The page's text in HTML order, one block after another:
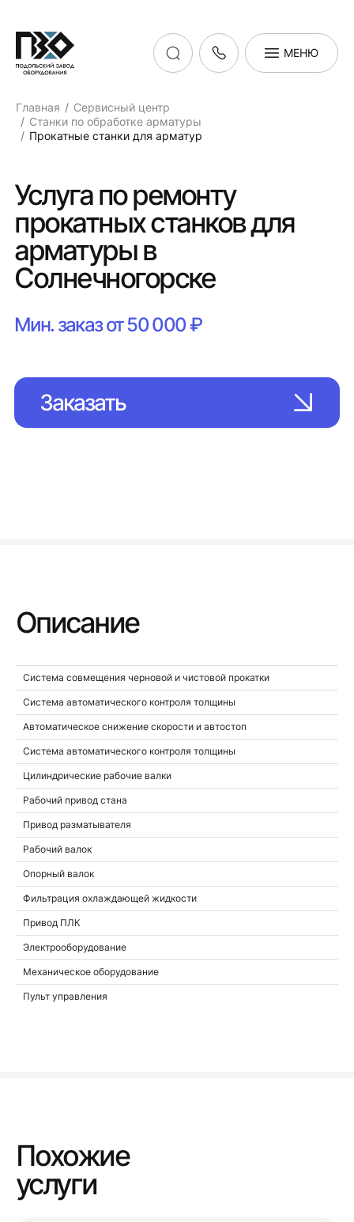
МЕНЮ
Главная
Сервисный центр
Станки по обработке арматуры
Прокатные станки для арматур
Услуга по ремонту
прокатных станков для
арматуры в
Солнечногорске
Мин. заказ от 50 000 ₽
Заказать
Описание
Система совмещения черновой и чистовой прокатки
Система автоматического контроля толщины
Автоматическое снижение скорости и автостоп
Система автоматического контроля толщины
Цилиндрические рабочие валки
Рабочий привод стана
Привод разматывателя
Рабочий валок
Опорный валок
Фильтрация охлаждающей жидкости
Привод ПЛК
Электрооборудование
Механическое оборудование
Пульт управления
Похожие
услуги